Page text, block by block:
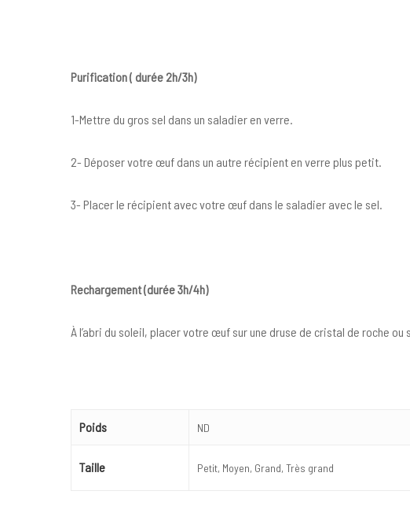
Purification ( durée 2h/3h)
1-Mettre du gros sel dans un saladier en verre.
2- Déposer votre œuf dans un autre récipient en verre plus petit.
3- Placer le récipient avec votre œuf dans le saladier avec le sel.
Rechargement (durée 3h/4h)
À l’abri du soleil, placer votre œuf sur une druse de cristal de roche ou
Poids ND
Taille Petit, Moyen, Grand, Très grand